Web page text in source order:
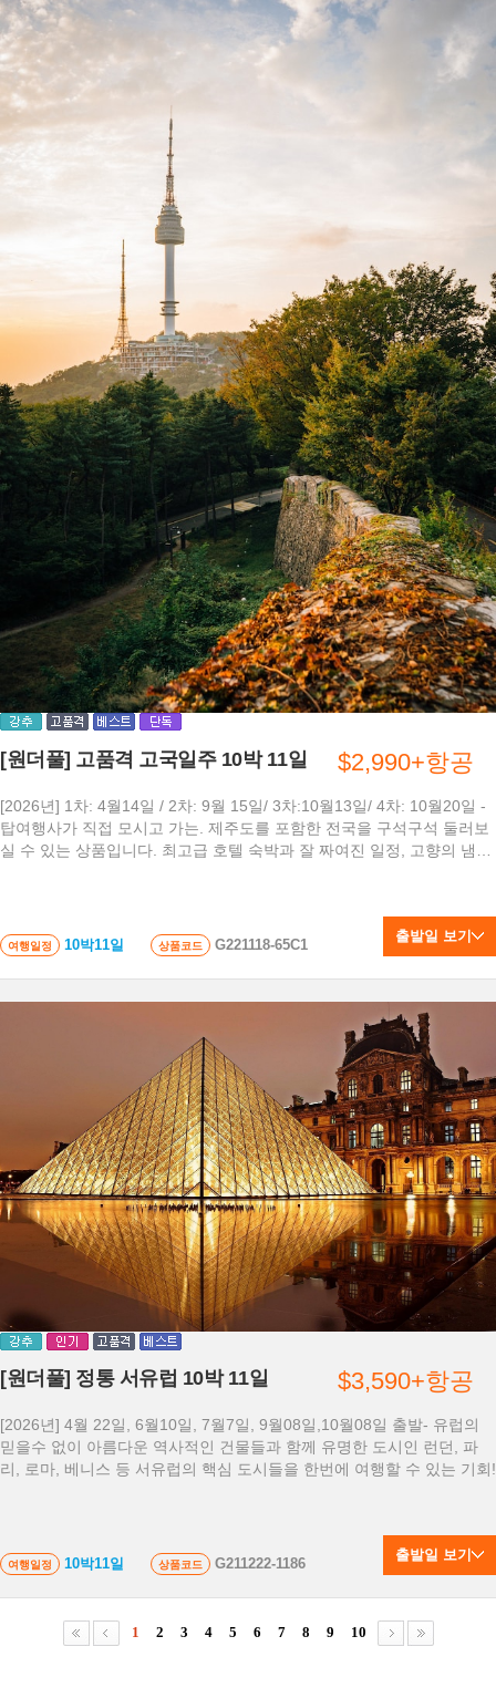
[원더풀] 고품격 고국일주 10박 11일
[2026년] 1차: 4월14일 / 2차: 9월 15일/ 3차:10월13일/ 4차: 10월20일 -
탑여행사가 직접 모시고 가는. 제주도를 포함한 전국을 구석구석 둘러보
실 수 있는 상품입니다. 최고급 호텔 숙박과 잘 짜여진 일정, 고향의 냄새
여행일정 10박11일 상품코드 G221118-65C1
$2,990+항공
출발일 보기
[원더풀] 정통 서유럽 10박 11일
[2026년] 4월 22일, 6월10일, 7월7일, 9월08일,10월08일 출발- 유럽의
믿을수 없이 아름다운 역사적인 건물들과 함께 유명한 도시인 런던, 파
리, 로마, 베니스 등 서유럽의 핵심 도시들을 한번에 여행할 수 있는 기회!
여행일정 10박11일 상품코드 G211222-1186
$3,590+항공
출발일 보기
1 2 3 4 5 6 7 8 9 10